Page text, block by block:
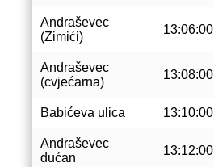
Andraševec
(Zimići)
13:06:00
Andraševec
(cvjećarna)
13:08:00
Babićeva ulica 13:10:00
Andraševec
dućan
13:12:00